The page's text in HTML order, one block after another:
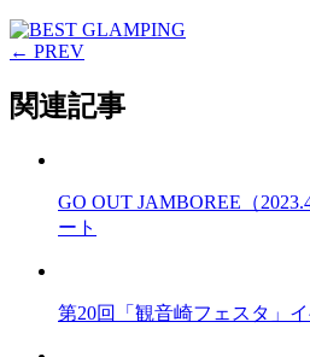
← PREV
関連記事
GO OUT JAMBOREE（
ート
第20回「観音崎フェスタ」